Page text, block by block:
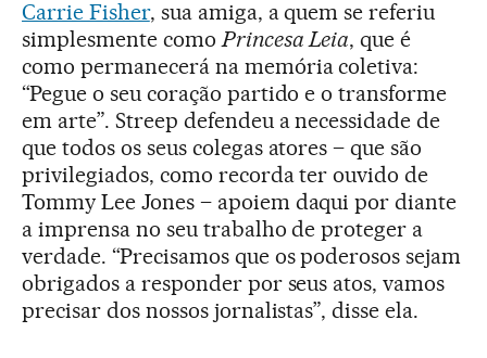
Carrie Fisher, sua amiga, a quem se referiu
simplesmente comoPrincesa Leia, que é
como permanecerá na memória coletiva:
“Pegue o seu coração partido e o transforme
em arte”. Streep defendeu a necessidade de
que todos os seus colegas atores – que são
privilegiados, como recorda ter ouvido de
Tommy Lee Jones – apoiem daqui por diante
a imprensa no seu trabalho de proteger a
verdade. “Precisamos que os poderosos sejam
obrigados a responder por seus atos, vamos
precisar dos nossos jornalistas”, disse ela.